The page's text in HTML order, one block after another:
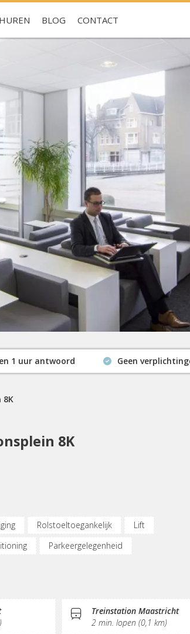
HUREN BLOG CONTACT
1 uur antwoord
Geen
8K
8K
Rolstoeltoegankelijk
Lift
Parkeergelegenheid
KVK-inschrijving
Sociaal hart
Receptie Postverwerking
Treinstation Maastricht
2 min. lopen (0,1 km)